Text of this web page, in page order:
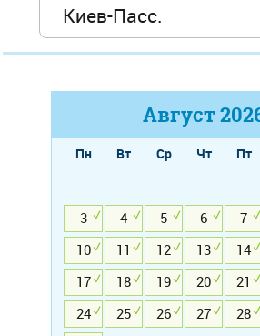
Август
Пн Вт Ср Чт Пт
3
4 5 6 7
10
11 12 13 14
17
18 19 20 21
24
25 26 27 28